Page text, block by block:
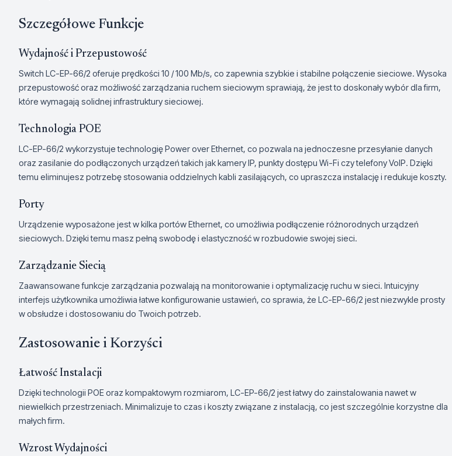
Szczegółowe Funkcje
Wydajność i Przepustowość
Switch LC-EP-66/2 oferuje prędkości 10 / 100 Mb/s, co zapewnia szybkie i stabilne połączenie sieciowe. Wysoka
przepustowość oraz możliwość zarządzania ruchem sieciowym sprawiają, że jest to doskonały wybór dla firm,
które wymagają solidnej infrastruktury sieciowej.
Technologia POE
LC-EP-66/2 wykorzystuje technologię Power over Ethernet, co pozwala na jednoczesne przesyłanie danych
oraz zasilanie do podłączonych urządzeń takich jak kamery IP, punkty dostępu Wi-Fi czy telefony VoIP. Dzięki
temu eliminujesz potrzebę stosowania oddzielnych kabli zasilających, co upraszcza instalację i redukuje koszty.
Porty
Urządzenie wyposażone jest w kilka portów Ethernet, co umożliwia podłączenie różnorodnych urządzeń
sieciowych. Dzięki temu masz pełną swobodę i elastyczność w rozbudowie swojej sieci.
Zarządzanie Siecią
Zaawansowane funkcje zarządzania pozwalają na monitorowanie i optymalizację ruchu w sieci. Intuicyjny
interfejs użytkownika umożliwia łatwe konfigurowanie ustawień, co sprawia, że LC-EP-66/2 jest niezwykle prosty
w obsłudze i dostosowaniu do Twoich potrzeb.
Zastosowanie i Korzyści
Łatwość Instalacji
Dzięki technologii POE oraz kompaktowym rozmiarom, LC-EP-66/2 jest łatwy do zainstalowania nawet w
niewielkich przestrzeniach. Minimalizuje to czas i koszty związane z instalacją, co jest szczególnie korzystne dla
małych firm.
Wzrost Wydajności